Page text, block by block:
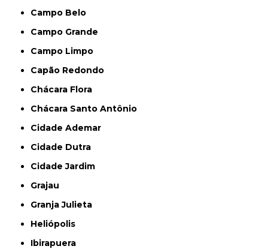
Campo Belo
Campo Grande
Campo Limpo
Capão Redondo
Chácara Flora
Chácara Santo Antônio
Cidade Ademar
Cidade Dutra
Cidade Jardim
Grajau
Granja Julieta
Heliópolis
Ibirapuera